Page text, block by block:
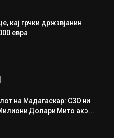
кај грчки државјанин
евра
на Мадагаскар: СЗО ни
Долари Мито ако...